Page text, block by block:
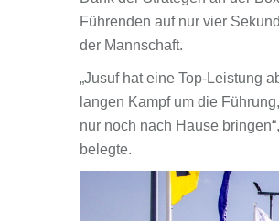
Führenden auf nur vier
der Mannschaft.
„Jusuf hat eine Top-Leistung
langen Kampf um die
nur noch nach Hause
belegte.